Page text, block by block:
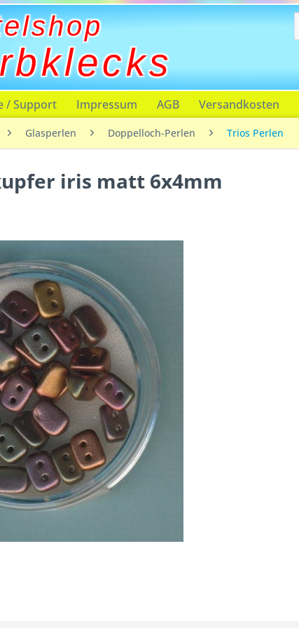
/ Support Impressum AGB Versandkosten
Glasperlen Doppelloch-Perlen Trios Perlen
iris matt 6x4mm